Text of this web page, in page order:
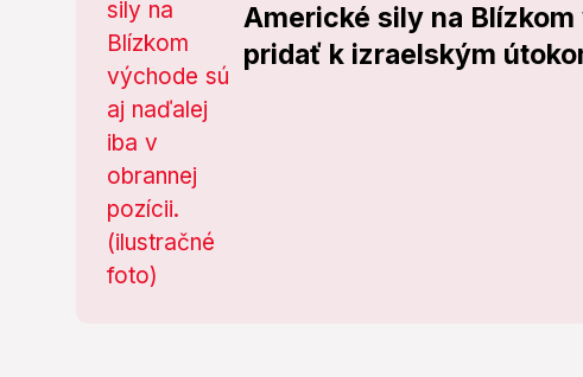
Americké sily na
pridať k izraelským